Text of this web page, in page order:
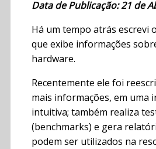
Data de Publicação: 21 de
Há um tempo atrás escrevi
que exibe informações
hardware.
Recentemente ele foi
mais informações, em uma
intuitiva; também realiza
(benchmarks) e gera
podem ser utilizados na